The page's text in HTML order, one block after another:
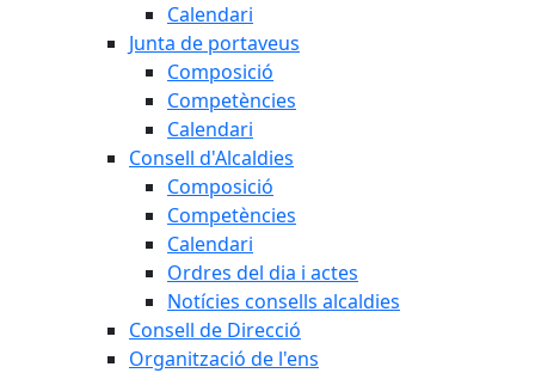
Calendari
Junta de portaveus
Composició
Competències
Calendari
Consell d'Alcaldies
Composició
Competències
Calendari
Ordres del dia i actes
Notícies consells alcaldies
Consell de Direcció
Organització de l'ens